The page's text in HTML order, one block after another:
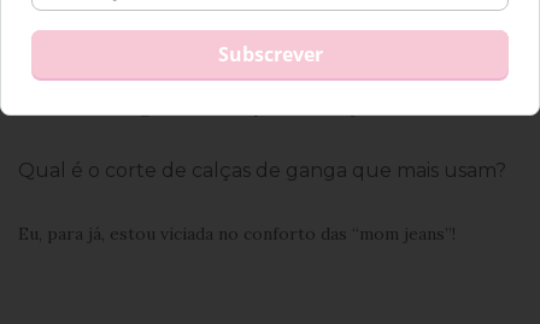
1|2
Qual é o corte de calças de ganga que mais usam?
Eu, para já, estou viciada no conforto das “mom jeans”!